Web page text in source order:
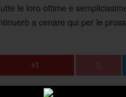
le loro ottime e
a cenare qui per le
+1